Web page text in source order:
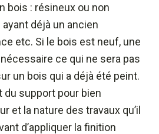
bois : résineux ou non
déjà un ancien
etc. Si le bois est neuf, une
ce qui ne sera pas
un bois qui a déjà été peint.
du support pour bien
et la nature des travaux qu’il
d’appliquer la finition